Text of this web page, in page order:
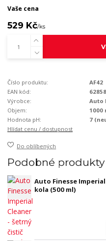
Vaše cena
529 Kč/ks
Číslo produktu:
AF42
EAN kód:
Výrobce:
Auto
Objem:
1000
Hodnota pH:
7
Hlídat cenu / dostupnost
Do oblíbených
Podobné produkty
Auto Finesse
kola (500 ml)